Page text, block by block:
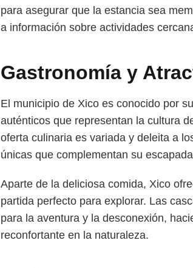
para asegurar que la estancia sea
a información sobre actividades
Gastronomía y
El municipio de Xico es conocido por
auténticos que representan la cultura
oferta culinaria es variada y deleita a
únicas que complementan su
Aparte de la deliciosa comida, Xico
partida perfecto para explorar. Las
para la aventura y la desconexión,
reconfortante en la naturaleza.